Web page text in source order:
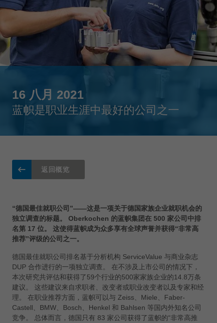
România
Română
Schweiz
deutsch français
Slovenija
slovenski
Taiwan
USA
english
Việt Nam
tiếng việt
中国
中文
ประเทศไทย
ไทย
16 八月 2021
蓝帜是职业生涯中最好的公司之一
返回概览
“德国最佳就职公司”——这是一项关于德国家族企业就职机会的
独立调查的标题。 Oberkochen 的蓝帜集团在 500 家公司中排
名第 17 位。 这使得蓝帜成为众多享有全球声誉并获得“非常高
推荐”评级的公司之一。
德国最佳就职公司排名基于分析机构 ServiceValue 与商业杂志
DUP 合作进行的一项独立调查。 在不涉及上市公司的情况下，
本次研究共评估和获得了59个行业的500家家族企业的14.8万条
建议。 这些建议来自求职者、改变者或职业改变者以及专家和经
理。 在职业推荐方面，蓝帜可以与 Zeiss、Miele、Faber-
Castell、BMW、Bosch、Henkel 和 Bahlsen 等国内外知名公司
竞争。 总体而言，德国只有 83 家公司获得了蓝帜的“非常高推